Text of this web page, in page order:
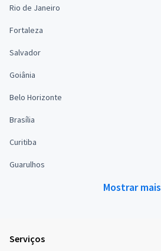
Rio de Janeiro
Fortaleza
Salvador
Goiânia
Belo Horizonte
Brasília
Curitiba
Guarulhos
Mostrar mais
Serviços